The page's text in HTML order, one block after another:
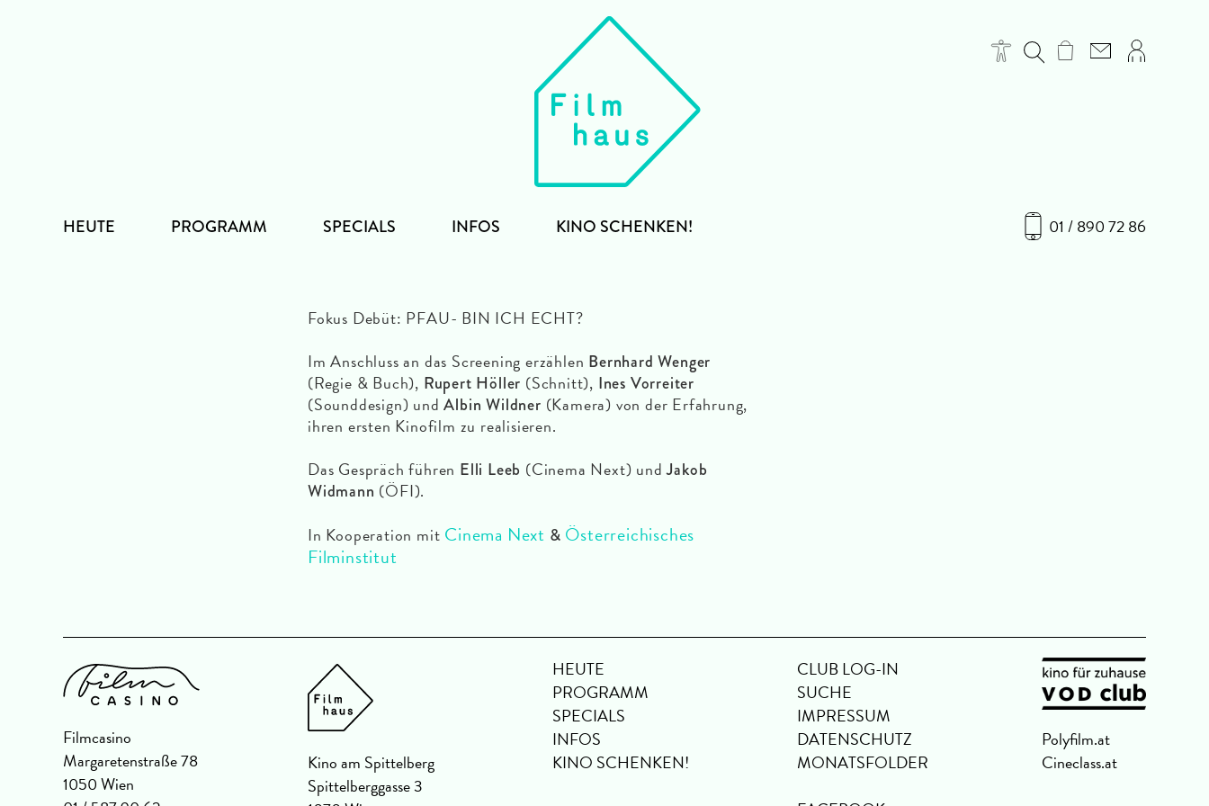
01 / 890 72 86
HEUTE PROGRAMM SPECIALS INFOS KINO SCHENKEN!
Fokus Debüt: PFAU- BIN ICH ECHT?
Im Anschluss an das Screening erzählen Bernhard Wenger
(Regie & Buch), Rupert Höller (Schnitt), Ines Vorreiter
(Sounddesign) undAlbin Wildner (Kamera) von der Erfahrung,
ihren ersten Kinofilm zu realisieren.
Das Gespräch führen Elli Leeb (Cinema Next) undJakob
Widmann (ÖFI).
In Kooperation mit Cinema Next & Österreichisches
Filminstitut
Filmcasino
Margaretenstraße 78
1050 Wien
Kino am Spittelberg
Spittelberggasse 3
HEUTE
PROGRAMM
SPECIALS
INFOS
KINO SCHENKEN!
CLUB LOG-IN
SUCHE
IMPRESSUM
DATENSCHUTZ
MONATSFOLDER
Polyfilm.at
Cineclass.at